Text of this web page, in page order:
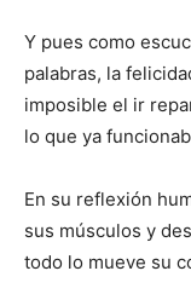
Y pues como
palabras, la
imposible el ir
lo que ya
En su reflexión
sus músculos y
todo lo mueve su